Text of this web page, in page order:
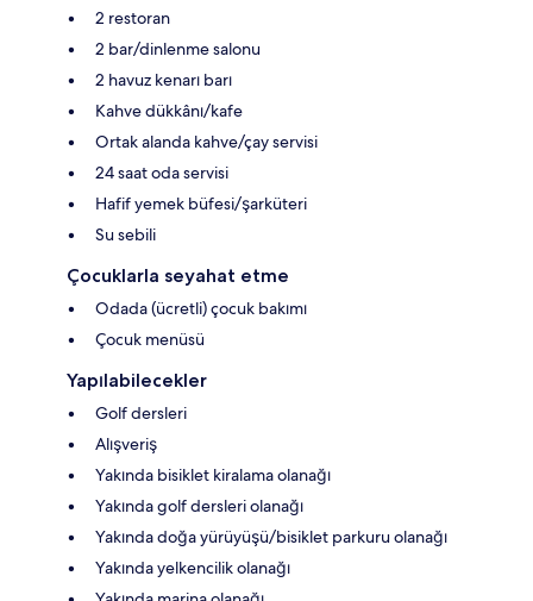
2 restoran
2 bar/dinlenme salonu
2 havuz kenarı barı
Kahve dükkânı/kafe
Ortak alanda kahve/çay servisi
24 saat oda servisi
Hafif yemek büfesi/şarküteri
Su sebili
Çocuklarla seyahat etme
Odada (ücretli) çocuk bakımı
Çocuk menüsü
Yapılabilecekler
Golf dersleri
Alışveriş
Yakında bisiklet kiralama olanağı
Yakında golf dersleri olanağı
Yakında doğa yürüyüşü/bisiklet parkuru olanağı
Yakında yelkencilik olanağı